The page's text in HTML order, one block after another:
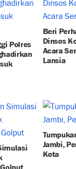
Polres
Beri
Dinsos
Acara
Lansia
Jambi,
Kota